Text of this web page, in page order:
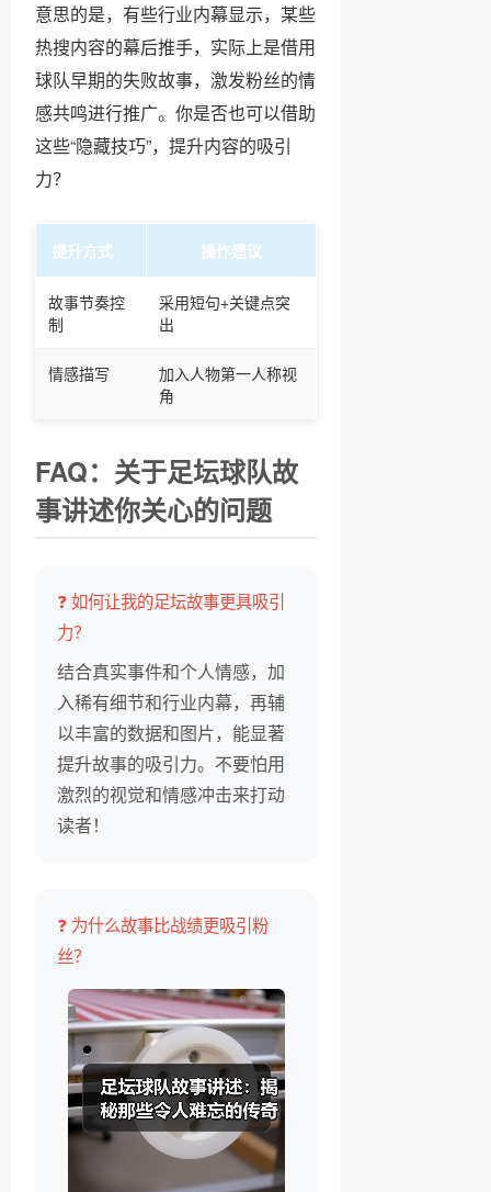
意思的是，有些行业内幕显示，某些
热搜内容的幕后推手，实际上是借用
球队早期的失败故事，激发粉丝的情
感共鸣进行推广。你是否也可以借助
这些“隐藏技巧”，提升内容的吸引
力？
提升方式 操作建议
故事节奏控
制
采用短句+关键点突
出
情感描写
加入人物第一人称视
角
FAQ：关于足坛球队故
事讲述你关心的问题
❓ 如何让我的足坛故事更具吸引
力？
结合真实事件和个人情感，加
入稀有细节和行业内幕，再辅
以丰富的数据和图片，能显著
提升故事的吸引力。不要怕用
激烈的视觉和情感冲击来打动
读者！
❓ 为什么故事比战绩更吸引粉
丝？